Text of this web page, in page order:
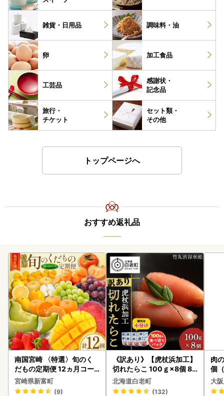
雑貨・ 日用品 調味料・ 油
卵 加工食品
工芸品
感謝状・
記念品
旅行・
チケット
セット類・
その他
トップページへ
おすすめ返礼品
南国宮崎 〈特選〉旬のく
だもの定期便 12ヵ月コー
ス【F84-25】
宮崎県新富町
(9)
《訳あり》【虎杖浜加工】
切れたらこ 100ｇ×8個 80
0g AK081
北海道白老町
(132)
肉
個
ー
わ
大